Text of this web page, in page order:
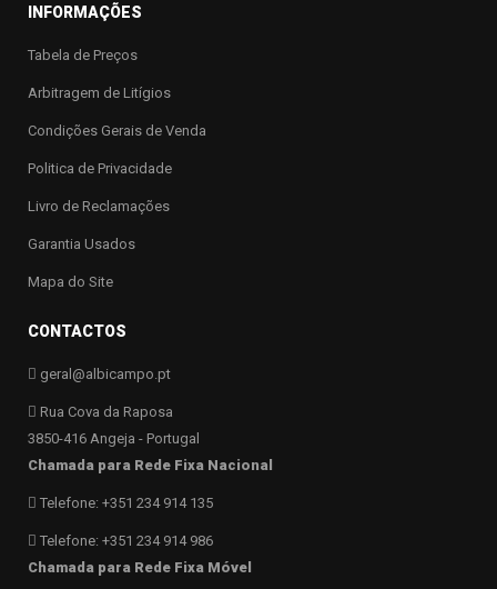
INFORMAÇÕES
Tabela de Preços
Arbitragem de Litígios
Condições Gerais de Venda
Politica de Privacidade
Livro de Reclamações
Garantia Usados
Mapa do Site
CONTACTOS
geral@albicampo.pt
Rua Cova da Raposa
3850-416 Angeja - Portugal
Chamada para Rede Fixa Nacional
Telefone: +351 234 914 135
Telefone: +351 234 914 986
Chamada para Rede Fixa Móvel